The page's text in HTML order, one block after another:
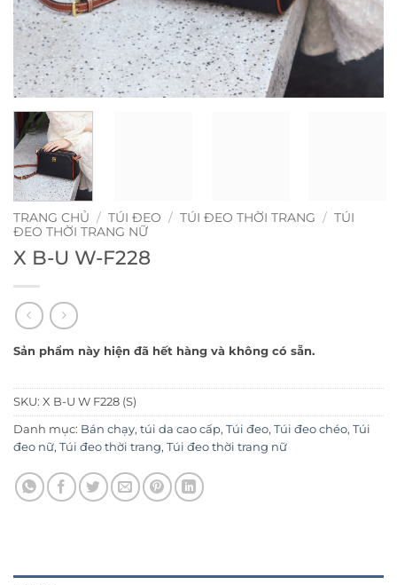
TRANG CHỦ / TÚI ĐEO / TÚI ĐEO THỜI TRANG / TÚI
ĐEO THỜI TRANG NỮ
X B-U W-F228
Sản phẩm này hiện đã hết hàng và không có sẵn.
SKU: X B-U W F228 (S)
Danh mục: Bán chạy, túi da cao cấp, Túi đeo, Túi đeo chéo, Túi
đeo nữ, Túi đeo thời trang, Túi đeo thời trang nữ